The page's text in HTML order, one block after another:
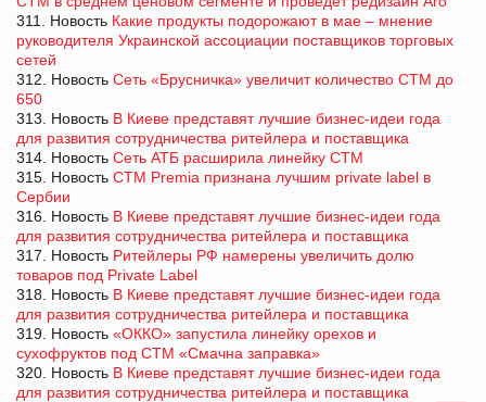
311. Новость Какие продукты подорожают в мае – мнение
руководителя Украинской ассоциации поставщиков торговых
сетей
312. Новость Сеть «Брусничка» увеличит количество СТМ до
650
313. Новость В Киеве представят лучшие бизнес-идеи года
для развития сотрудничества ритейлера и поставщика
314. Новость Сеть АТБ расширила линейку СТМ
315. Новость СТМ Premia признана лучшим private label в
Сербии
316. Новость В Киеве представят лучшие бизнес-идеи года
для развития сотрудничества ритейлера и поставщика
317. Новость Ритейлеры РФ намерены увеличить долю
товаров под Private Label
318. Новость В Киеве представят лучшие бизнес-идеи года
для развития сотрудничества ритейлера и поставщика
319. Новость «ОККО» запустила линейку орехов и
сухофруктов под СТМ «Смачна заправка»
320. Новость В Киеве представят лучшие бизнес-идеи года
для развития сотрудничества ритейлера и поставщика